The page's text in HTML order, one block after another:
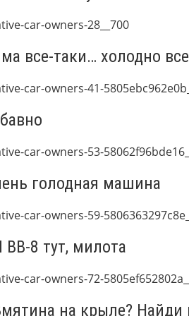
все-таки… холодно
голодная машина
BB-8 тут, милота
на крыле? Найди